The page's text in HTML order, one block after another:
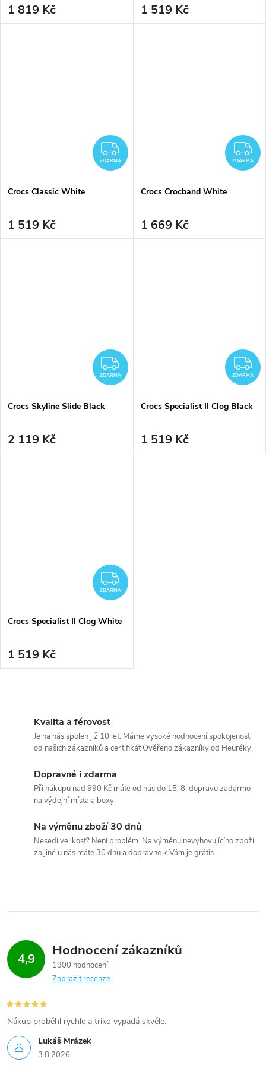
1 819 Kč 1 519 Kč
ZDARMA
ZDARMA
Crocs Classic White
1 519 Kč
ZDARMA
Crocs Crocband White
1 669 Kč
ZDARMA
ZDARMA
Crocs Skyline Slide Black
2 119 Kč
ZDARMA
Crocs Specialist II Clog Black
1 519 Kč
ZDARMA
ZDARMA
Crocs Specialist II Clog White
1 519 Kč
r
v
k
v
ý
p
Kvalita a férovost
Je na nás spoleh již 10 let. Máme vysoké hodnocení spokojenosti
od našich zákazníků a certifikát Ověřeno zákazníky od Heuréky.
Dopravné i zdarma
Při nákupu nad 990 Kč máte od nás do 15. 8. dopravu zadarmo
na výdejní místa a boxy.
Na výměnu zboží 30 dnů
Nesedí velikost? Není problém. Na výměnu nevyhovujícího zboží
za jiné u nás máte 30 dnů a dopravné k Vám je grátis.
4,9 Hodnocení zákazníků
1900 hodnocení
Zobrazit recenze
Lukáš Mrázek
3.8.2026
Nákup proběhl rychle a triko vypadá skvěle.